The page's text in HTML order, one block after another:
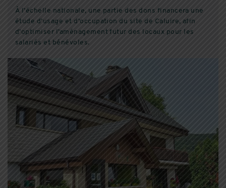
À l’échelle nationale, une partie des dons financera une
étude d’usage et d’occupation du site de Caluire, afin
d’optimiser l’aménagement futur des locaux pour les
salariés et bénévoles.